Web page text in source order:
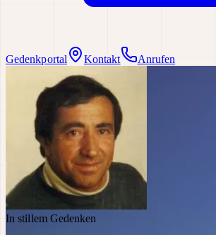
Gedenkportal Kontakt Anrufen
In stillem Gedenken